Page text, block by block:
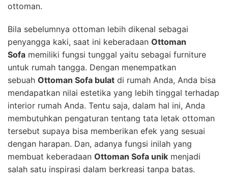
ottoman.
Bila sebelumnya ottoman lebih dikenal sebagai
penyangga kaki, saat ini keberadaan Ottoman
Sofa memiliki fungsi tunggal yaitu sebagai furniture
untuk rumah tangga. Dengan menempatkan
sebuah Ottoman Sofa bulat di rumah Anda, Anda bisa
mendapatkan nilai estetika yang lebih tinggal terhadap
interior rumah Anda. Tentu saja, dalam hal ini, Anda
membutuhkan pengaturan tentang tata letak ottoman
tersebut supaya bisa memberikan efek yang sesuai
dengan harapan. Dan, adanya fungsi inilah yang
membuat keberadaan Ottoman Sofa unik menjadi
salah satu inspirasi dalam berkreasi tanpa batas.